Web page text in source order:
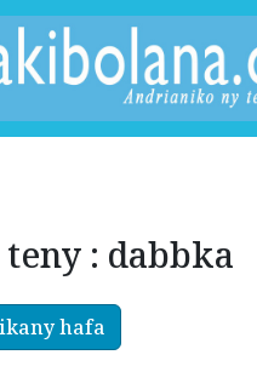
: dabbka
hafa